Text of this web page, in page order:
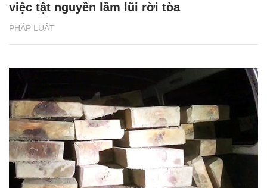
PHÁP LUẬT
việc tật nguyền lầm lũi rời tòa